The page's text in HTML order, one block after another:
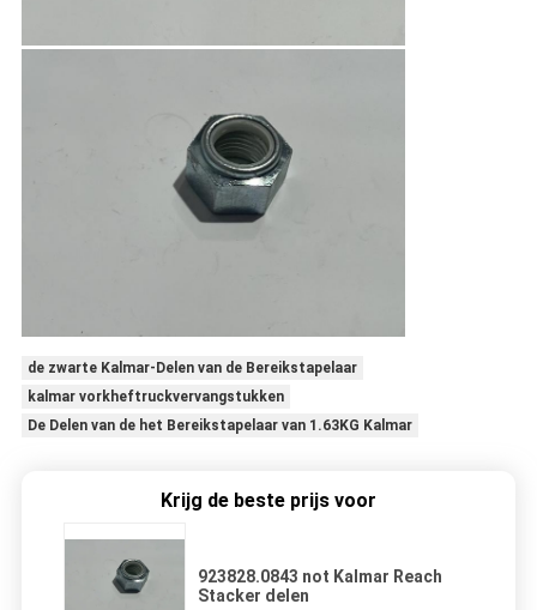
de zwarte Kalmar-Delen van de Bereikstapelaar
kalmar vorkheftruckvervangstukken
De Delen van de het Bereikstapelaar van 1.63KG Kalmar
Krijg de beste prijs voor
923828.0843 not Kalmar Reach
Stacker delen